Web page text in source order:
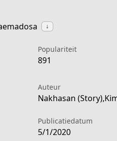
↓
Populariteit
891
Auteur
Nakhasan
Publicatiedatum
5/1/2020